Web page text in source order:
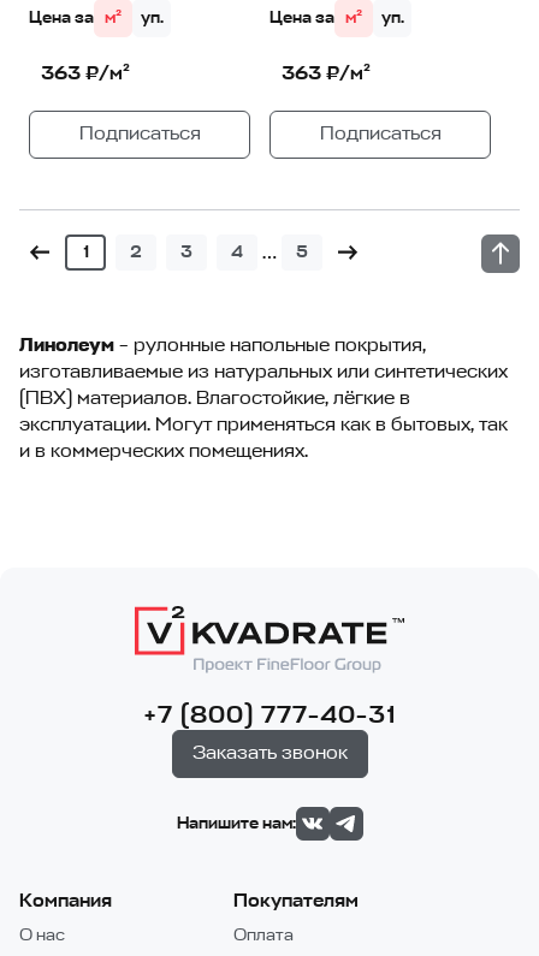
Цена за м² уп.
363 ₽/м²
Подписаться
Цена за м² уп.
363 ₽/м²
Подписаться
1 2 3 4 … 5
Линолеум – рулонные напольные покрытия,
изготавливаемые из натуральных или синтетических
(ПВХ) материалов. Влагостойкие, лёгкие в
эксплуатации. Могут применяться как в бытовых, так
и в коммерческих помещениях.
+7 (800) 777-40-31
Заказать звонок
Напишите нам:
Компания
О нас
Покупателям
Оплата